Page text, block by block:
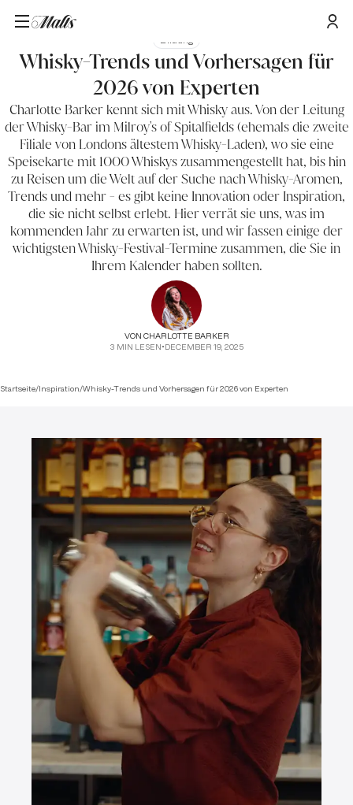
Bildung
Whisky-Trends und Vorhersagen für
2026 von Experten
Charlotte Barker kennt sich mit Whisky aus. Von der Leitung
der Whisky-Bar im Milroy's of Spitalfields (ehemals die zweite
Filiale von Londons ältestem Whisky-Laden), wo sie eine
Speisekarte mit 1000 Whiskys zusammengestellt hat, bis hin
zu Reisen um die Welt auf der Suche nach Whisky-Aromen,
Trends und mehr - es gibt keine Innovation oder Inspiration,
die sie nicht selbst erlebt. Hier verrät sie uns, was im
kommenden Jahr zu erwarten ist, und wir fassen einige der
wichtigsten Whisky-Festival-Termine zusammen, die Sie in
Ihrem Kalender haben sollten.
VON CHARLOTTE BARKER
3 MIN LESEN•DECEMBER 19, 2025
Startseite/Inspiration/Whisky-Trends und Vorhersagen für 2026 von Experten